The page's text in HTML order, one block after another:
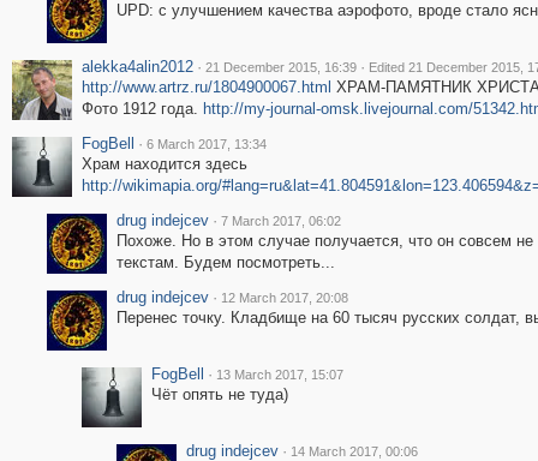
UPD: с улучшением качества аэрофото, вроде стало
alekka4alin2012 · 21 December 2015, 16:39 · Edited 21 December 2015,
http://www.artrz.ru/1804900067.html ХРАМ-ПАМЯТНИК ХРИСТА
Фото 1912 года. http://my-journal-omsk.livejournal.com/
FogBell
· 6 March 2017, 13:34
Храм находится здесь
http://wikimapia.org/
drug indejcev · 7 March 2017, 06:02
Похоже. Но в этом случае получается, что он совсем
текстам. Будем посмотреть...
drug indejcev · 12 March 2017, 20:08
Перенес точку. Кладбище на 60 тысяч русских солдат,
FogBell · 13 March 2017, 15:07
Чёт опять не туда)
drug indejcev · 14 March 2017, 00:06